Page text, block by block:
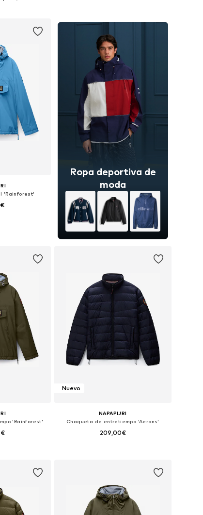
'Rainforest'
Ropa deportiva de
moda
'Rainforest'
Nuevo
NAPAPIJRI
Chaqueta de entretiempo 'Aerons'
209,00€